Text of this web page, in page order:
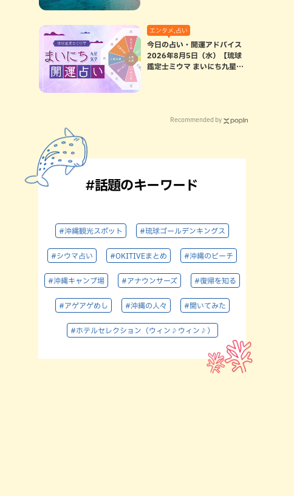
エンタメ,占い
今日の占い・開運アドバイス
2026年8月5日（水）【琉球
鑑定士ミウマ まいにち九星気
Recommended by
#話題のキーワード
#沖縄観光スポット #琉球ゴールデンキングス
#シウマ占い #OKITIVEまとめ #沖縄のビーチ
#沖縄キャンプ場 #アナウンサーズ #復帰を知る
#アゲアゲめし #沖縄の人々 #聞いてみた
#ホテルセレクション（ウィン♪ウィン♪）